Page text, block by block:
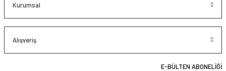
Kurumsal
Alışveriş
E-BÜLTEN ABONELİĞİ